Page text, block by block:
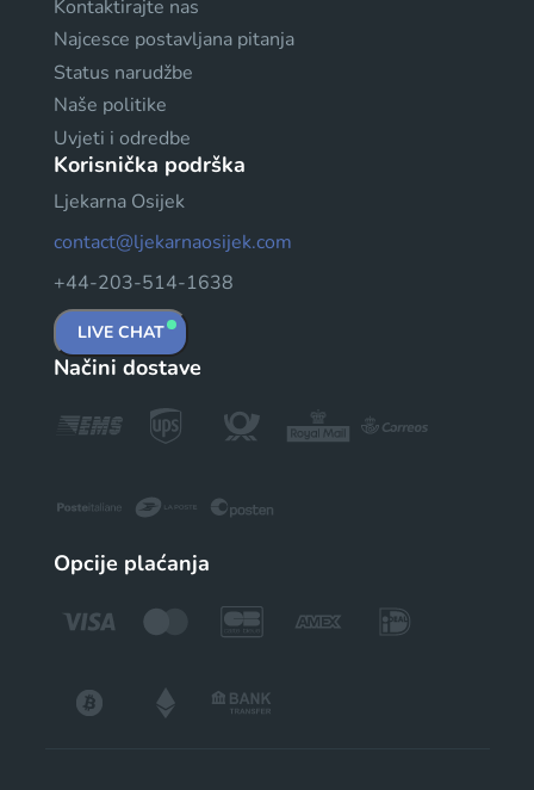
Kontaktirajte nas
Najcesce postavljana pitanja
Status narudžbe
Naše politike
Uvjeti i odredbe
Korisnička podrška
Ljekarna Osijek
contact@ljekarnaosijek.com
+44-203-514-1638
LIVE CHAT
Načini dostave
Opcije plaćanja